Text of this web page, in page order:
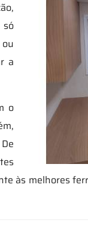
só
a
o
às melhores